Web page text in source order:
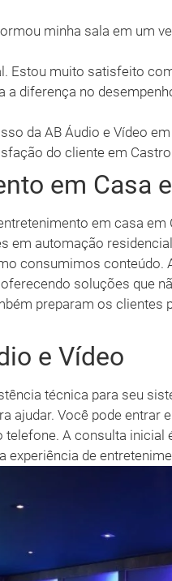
minha sala em um
Estou muito satisfeito
a diferença no
da AB Áudio e Vídeo
do cliente em
em Casa
em casa em
em automação
consumimos conteúdo.
soluções que
preparam os clientes
e Vídeo
técnica para seu
ajudar. Você pode entrar
A consulta inicial
de